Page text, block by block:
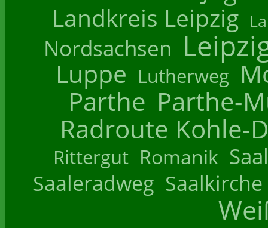
Landkreis Leipzig
Nordsachsen
Luppe Lutherweg
Parthe Parthe-
Radroute Kohle-
Rittergut Romanik
Saaleradweg Saalkirche